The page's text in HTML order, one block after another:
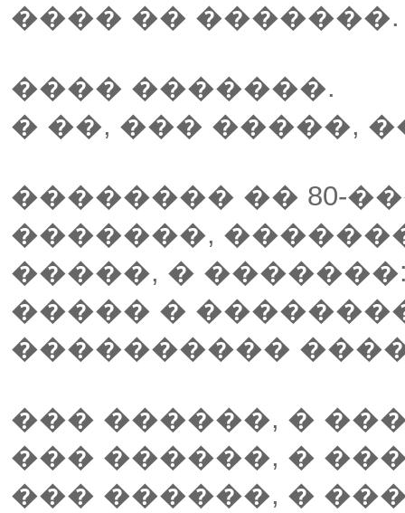
���� �� �������.
���� �������.
� ��, ��� �����,
�������� �� 80-
�������,
�����, �
����� �
����������
��� ������, �
��� ������, �
��� ������, �